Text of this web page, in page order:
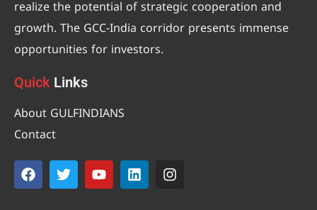
realize the potential of strategic cooperation and
growth. The GCC-India corridor presents immense
opportunities for investors.
Quick Links
About GULFINDIANS
Contact